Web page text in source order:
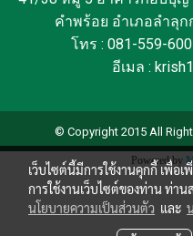
คำพร้อย อำเภอลำลุ
โทร : 081-559-
อีเมล :
© Copyright 2015 All
Powered by
เว็บไซต์นี้มีการใช้งานคุกกี้ เพื่
การใช้งานเว็บไซต์ของท่าน ท่า
นโยบายความเป็นส่วนตัว และ